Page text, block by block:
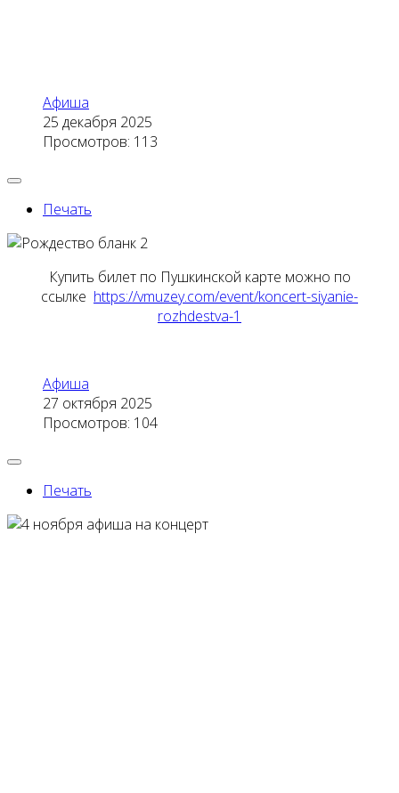
Афиша
25 декабря 2025
Просмотров: 113
Печать
Купить билет по Пушкинской карте можно по
ссылке https://vmuzey.com/event/koncert-siyanie-
rozhdestva-1
Афиша
27 октября 2025
Просмотров: 104
Печать